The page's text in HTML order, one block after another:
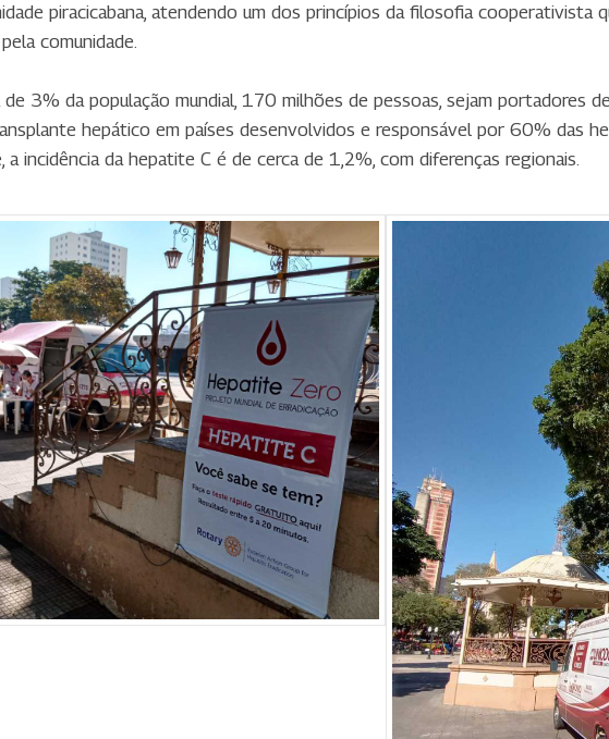
piracicabana, atendendo um dos princípios da filosofia cooperativista
comunidade.
de 3% da população mundial, 170 milhões de pessoas, sejam portadores
hepático em países desenvolvidos e responsável por 60% das
a incidência da hepatite C é de cerca de 1,2%, com diferenças regionais.